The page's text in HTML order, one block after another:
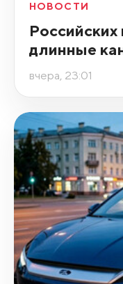
НОВОСТИ
длинные
вчера, 23:01